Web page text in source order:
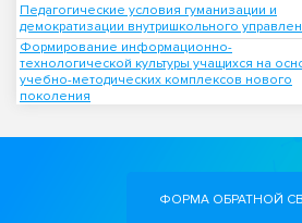
Педагогические условия гуманизации и
демократизации внутришкольного
Формирование информационно-
технологической культуры учащихся на
учебно-методических комплексов нового
поколения
ФОРМА ОБРАТНОЙ